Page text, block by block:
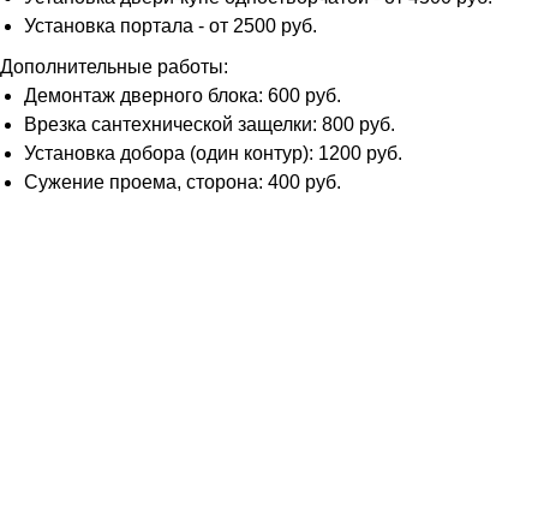
Установка портала - от 2500 руб.
Дополнительные работы:
Демонтаж дверного блока: 600 руб.
Врезка сантехнической защелки: 800 руб.
Установка добора (один контур): 1200 руб.
Сужение проема, сторона: 400 руб.